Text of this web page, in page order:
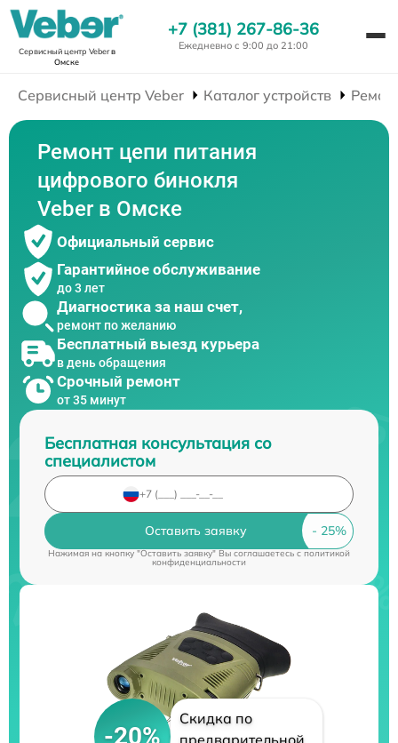
Сервисный центр Veberв
Омске
+7 (381) 267-86-36
Ежедневно с 9:00 до 21:00
Сервисный центр Veber Каталог устройств
Ремонт цепи питания
цифрового бинокля
Veber в Омске
Официальный сервис
Гарантийное обслуживание
до 3 лет
Диагностика за наш счет,
ремонт по желанию
Бесплатный выезд курьера
в день обращения
Срочный ремонт
от 35 минут
Бесплатная консультация со
специалистом
Оставить заявку
Нажимая на кнопку "Оставить заявку" Вы соглашаетесь cполитикой
конфиденциальности
-20%
Скидка по
предварительной